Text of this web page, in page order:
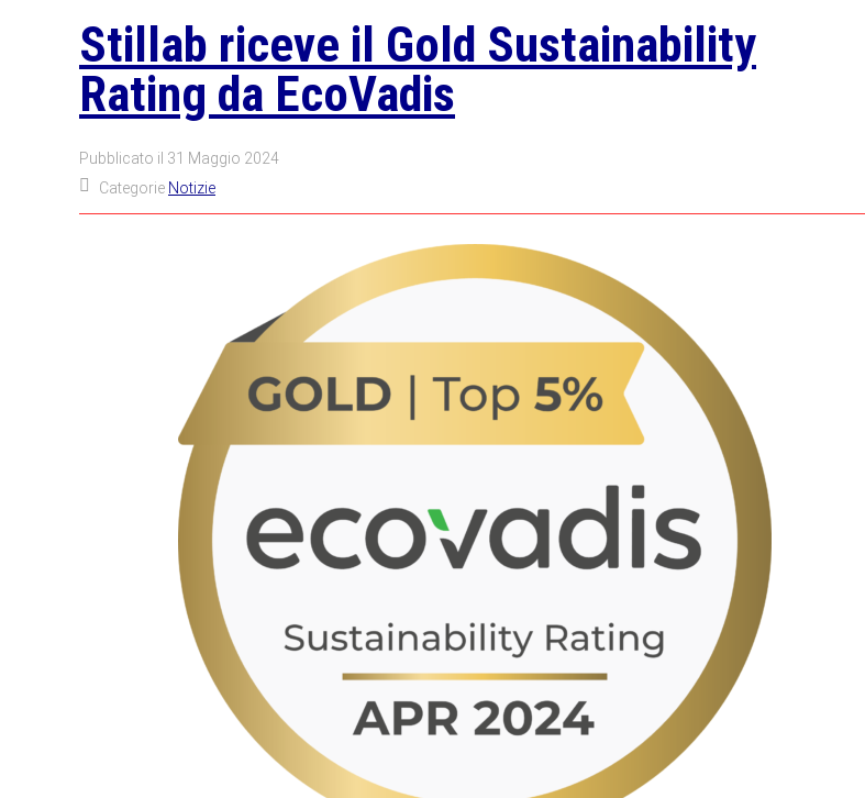
Stillab riceve il Gold Sustainability
Rating da EcoVadis
Pubblicato il 31 Maggio 2024
Categorie Notizie